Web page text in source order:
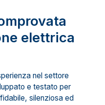
elettrica
nel settore
e testato per
silenziosa ed